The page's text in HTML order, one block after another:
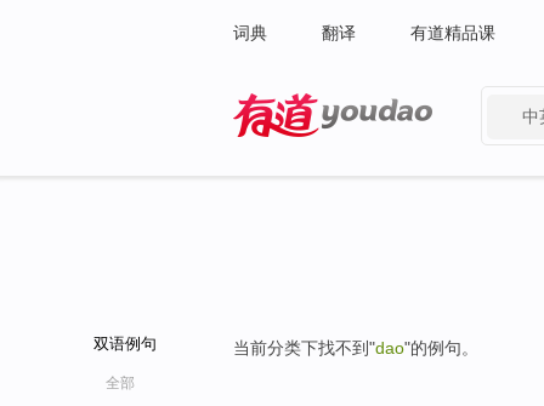
词典 翻译 有道精品课
中
双语例句
全部
当前分类下找不到"dao"的例句。